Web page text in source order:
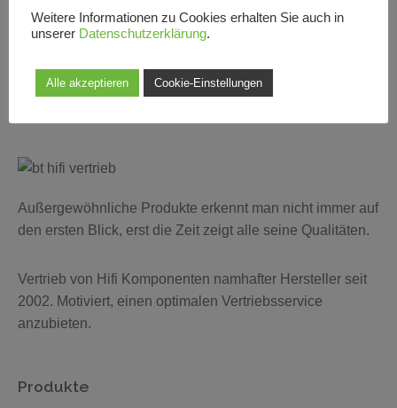
Außergewöhnliche Produkte erkennt man nicht immer auf
den ersten Blick, erst die Zeit zeigt alle seine Qualitäten.
Vertrieb von Hifi Komponenten namhafter Hersteller seit
2002. Motiviert, einen optimalen Vertriebsservice
anzubieten.
Produkte
Weitere Informationen zu Cookies erhalten Sie auch in
unserer Datenschutzerklärung.
Alle akzeptieren Cookie-Einstellungen